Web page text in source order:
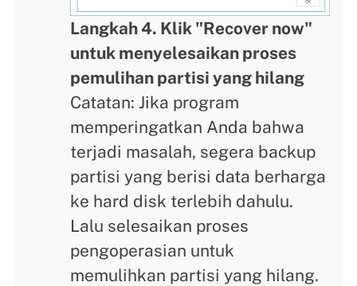
Langkah 4. Klik "Recover now"
untuk menyelesaikan proses
pemulihan partisi yang hilang
Catatan: Jika program
memperingatkan Anda bahwa
terjadi masalah, segera backup
partisi yang berisi data berharga
ke hard disk terlebih dahulu.
Lalu selesaikan proses
pengoperasian untuk
memulihkan partisi yang hilang.